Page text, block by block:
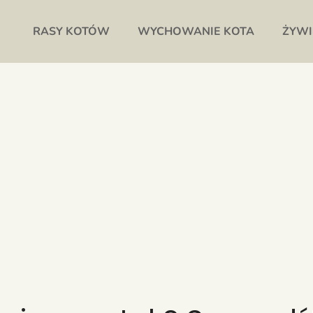
RASY KOTÓW WYCHOWANIE KOTA